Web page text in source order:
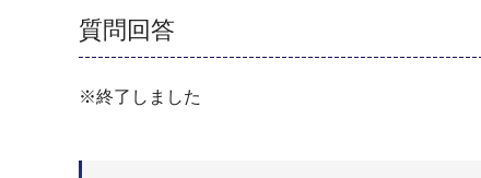
質問回答
※終了しました